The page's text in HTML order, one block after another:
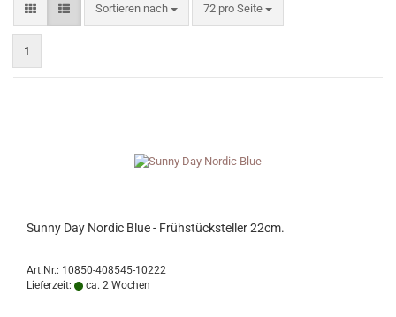
Sortieren nach
Sortieren nach 72 pro Seite
pro Seite
1
Sunny Day Nordic Blue - Frühstücksteller 22cm.
Art.Nr.: 10850-408545-10222
Lieferzeit:
ca. 2 Wochen